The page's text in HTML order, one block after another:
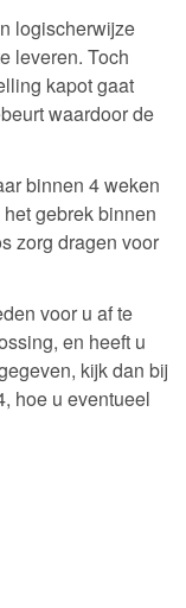
logischerwijze
leveren. Toch
kapot gaat
waardoor de
binnen 4 weken
gebrek binnen
zorg dragen voor
voor u af te
en heeft u
kijk dan bij
hoe u eventueel